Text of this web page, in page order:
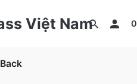
0
Back